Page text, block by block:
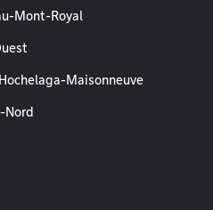
Mont-Royal
Maisonneuve
Nord